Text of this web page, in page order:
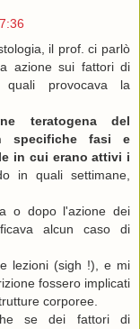
il prof. ci parlò
azione sui fattori di
quali provocava la
teratogena del
specifiche fasi e
in cui erano attivi i
in quali settimane,
o dopo l'azione dei
alcun caso di
lezioni (sigh !), e mi
fossero implicati
corporee.
se dei fattori di